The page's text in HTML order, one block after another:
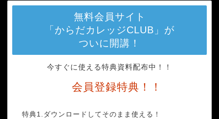
無料会員サイト
「からだカレッジCLUB」が
ついに開講！
今すぐに使える特典資料配布中！！
会員登録特典！！
特典1.ダウンロードしてそのまま使える！